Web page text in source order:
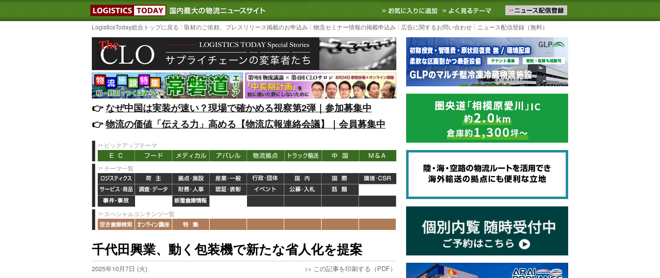
LOGISTICS TODAY｜国内最大の物流ニュースサイト3PL, SCMなど国内外の最新の物流ニュースをお届けします。物流ニュースメール配信を登録す
お気に入りに追加 よく見るテーマ
LogisticsToday総合トップに戻る 取材のご依頼、プレスリリース掲載のお申込み 物流セミナー情報の掲載申込み 広告に関するお問い合わせ ニュース配信登録（無料）
👉️なぜ中国は実装が速い？現場で確かめる視察第2弾｜参加募集中
👉️物流の価値「伝える力」高める【物流広報連絡会議】｜会員募集中
ピックアップテーマ
テーマ一覧
スペシャルコンテンツ一覧
千代田興業、動く包装機で新たな省人化を提案
2025年10月7日 (火) >> この記事を印刷する（PDF）